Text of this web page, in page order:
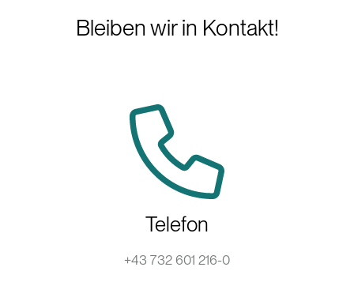
Bleiben wir in Kontakt!
Telefon
+43 732 601 216-0